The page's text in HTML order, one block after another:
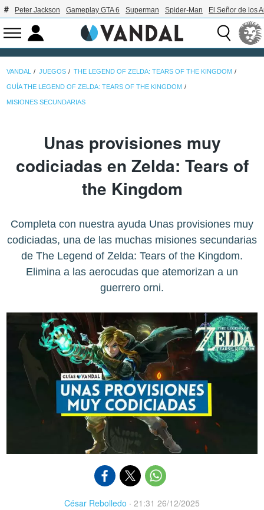
Peter Jackson Gameplay GTA 6 Superman Spider-Man El Señor de los
VANDAL JUEGOS THE LEGEND OF ZELDA: TEARS OF THE KINGDOM
GUÍA THE LEGEND OF ZELDA: TEARS OF THE KINGDOM
MISIONES SECUNDARIAS
Unas provisiones muy
codiciadas en Zelda: Tears of
the Kingdom
Completa con nuestra ayuda Unas provisiones muy
codiciadas, una de las muchas misiones secundarias
de The Legend of Zelda: Tears of the Kingdom.
Elimina a las aerocudas que atemorizan a un
guerrero orni.
César Rebolledo · 21:31 26/12/2025